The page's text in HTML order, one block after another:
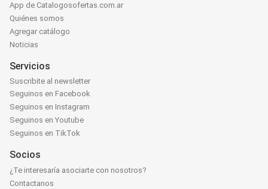
App de Catalogosofertas.com.ar
Quiénes somos
Agregar catálogo
Noticias
Servicios
Suscribite al newsletter
Seguinos en Facebook
Seguinos en Instagram
Seguinos en Youtube
Seguinos en TikTok
Socios
¿Te interesaría asociarte con nosotros?
Contactanos